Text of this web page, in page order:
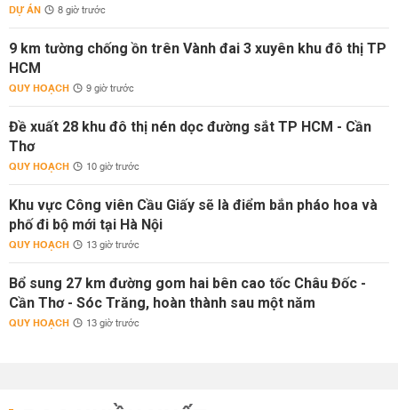
DỰ ÁN 8 giờ trước
9 km tường chống ồn trên Vành đai 3 xuyên khu đô thị TP
HCM
QUY HOẠCH 9 giờ trước
Đề xuất 28 khu đô thị nén dọc đường sắt TP HCM - Cần
Thơ
QUY HOẠCH 10 giờ trước
Khu vực Công viên Cầu Giấy sẽ là điểm bắn pháo hoa và
phố đi bộ mới tại Hà Nội
QUY HOẠCH 13 giờ trước
Bổ sung 27 km đường gom hai bên cao tốc Châu Đốc -
Cần Thơ - Sóc Trăng, hoàn thành sau một năm
QUY HOẠCH 13 giờ trước